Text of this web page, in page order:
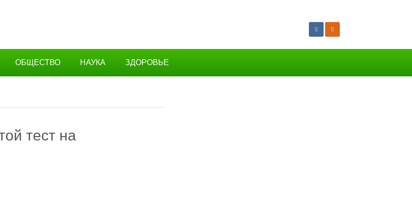
ОБЩЕСТВО НАУКА ЗДОРОВЬЕ
тест на